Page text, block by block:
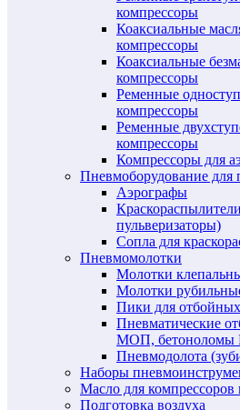
компрессоры
Коаксиальные
компрессоры
Коаксиальные
компрессоры
Ременные
компрессоры
Ременные
компрессоры
Компрессоры для
Пневмоборудование для
Аэрографы
пульверизаторы)
Сопла для
Пневмомолотки
Молотки
Молотки
Пики для
Пневматические
МОП, бетоноломы
Пневмодолота
Наборы
Масло для
Подготовка воздуха